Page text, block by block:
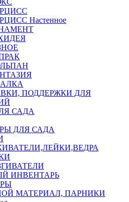
Настенное
ПОДДЕРЖКИ ДЛЯ
САДА
ДЛЯ САДА
ИНВЕНТАРЬ
МАТЕРИАЛ, ПАРНИКИ